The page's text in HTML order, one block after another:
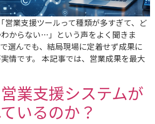
業支援ツールって種類が多すぎて、ど
からない…」という声をよく聞きま
選んでも、結局現場に定着せず成果に
情です。 本記事では、営業成果を最大
業支援システムが
いるのか？